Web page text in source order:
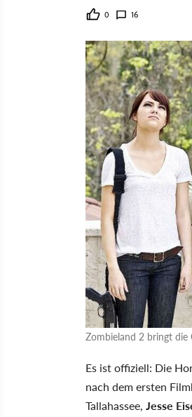
0 16
Zombieland 2 bringt die
Es ist offiziell: Die
nach dem ersten
Tallahassee, Jesse